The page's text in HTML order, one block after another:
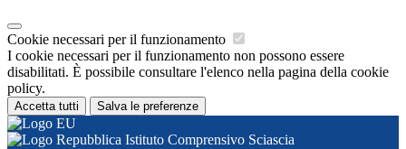
Cookie necessari per il funzionamento
I cookie necessari per il funzionamento non possono essere
disabilitati. È possibile consultare l'elenco nella pagina della cookie
policy.
Accetta tutti Salva le preferenze
Istituto Comprensivo Sciascia